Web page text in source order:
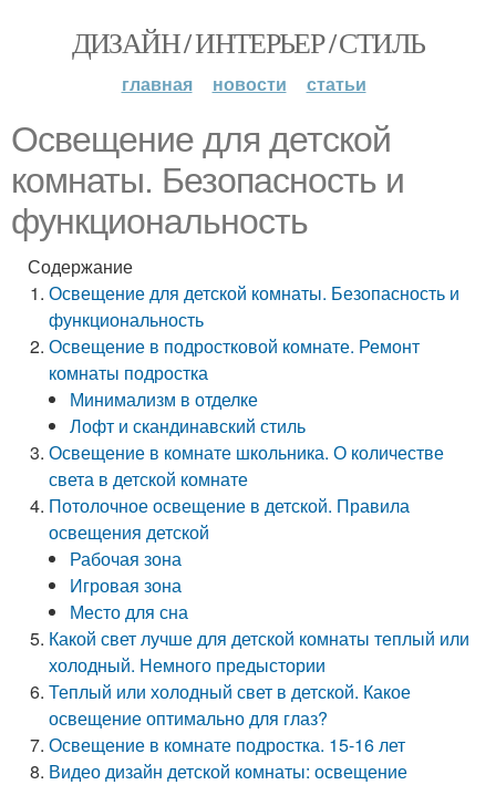
ДИЗАЙН / ИНТЕРЬЕР / СТИЛЬ
главная новости статьи
Освещение для детской
комнаты. Безопасность и
функциональность
Содержание
Освещение для детской комнаты. Безопасность и
функциональность
Освещение в подростковой комнате. Ремонт
комнаты подростка
Минимализм в отделке
Лофт и скандинавский стиль
Освещение в комнате школьника. О количестве
света в детской комнате
Потолочное освещение в детской. Правила
освещения детской
Рабочая зона
Игровая зона
Место для сна
Какой свет лучше для детской комнаты теплый или
холодный. Немного предыстории
Теплый или холодный свет в детской. Какое
освещение оптимально для глаз?
Освещение в комнате подростка. 15-16 лет
Видео дизайн детской комнаты: освещение